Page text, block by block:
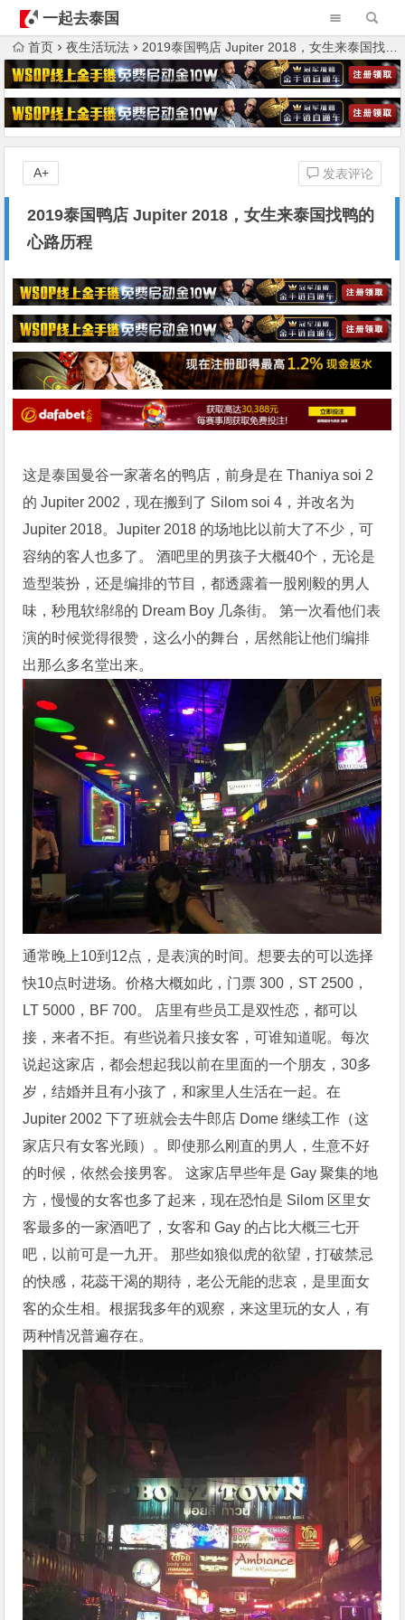
一起去泰国
首页 夜生活玩法 2019泰国鸭店 Jupiter 2018，女生来泰国找鸭的心路历程
2019泰国鸭店 Jupiter 2018，女生来泰国找鸭的
心路历程
发表评论
A+
这是泰国曼谷一家著名的鸭店，前身是在 Thaniya soi 2
的 Jupiter 2002，现在搬到了 Silom soi 4，并改名为
Jupiter 2018。Jupiter 2018 的场地比以前大了不少，可
容纳的客人也多了。酒吧里的男孩子大概40个，无论是
造型装扮，还是编排的节目，都透露着一股刚毅的男人
味，秒甩软绵绵的 Dream Boy 几条街。 第一次看他们表
演的时候觉得很赞，这么小的舞台，居然能让他们编排
出那么多名堂出来。
通常晚上10到12点，是表演的时间。想要去的可以选择
快10点时进场。价格大概如此，门票 300，ST 2500，
LT 5000，BF 700。 店里有些员工是双性恋，都可以
接，来者不拒。有些说着只接女客，可谁知道呢。每次
说起这家店，都会想起我以前在里面的一个朋友，30多
岁，结婚并且有小孩了，和家里人生活在一起。在
Jupiter 2002 下了班就会去牛郎店 Dome 继续工作（这
家店只有女客光顾）。即使那么刚直的男人，生意不好
的时候，依然会接男客。 这家店早些年是 Gay 聚集的地
方，慢慢的女客也多了起来，现在恐怕是 Silom 区里女
客最多的一家酒吧了，女客和 Gay 的占比大概三七开
吧，以前可是一九开。 那些如狼似虎的欲望，打破禁忌
的快感，花蕊干渴的期待，老公无能的悲哀，是里面女
客的众生相。根据我多年的观察，来这里玩的女人，有
两种情况普遍存在。